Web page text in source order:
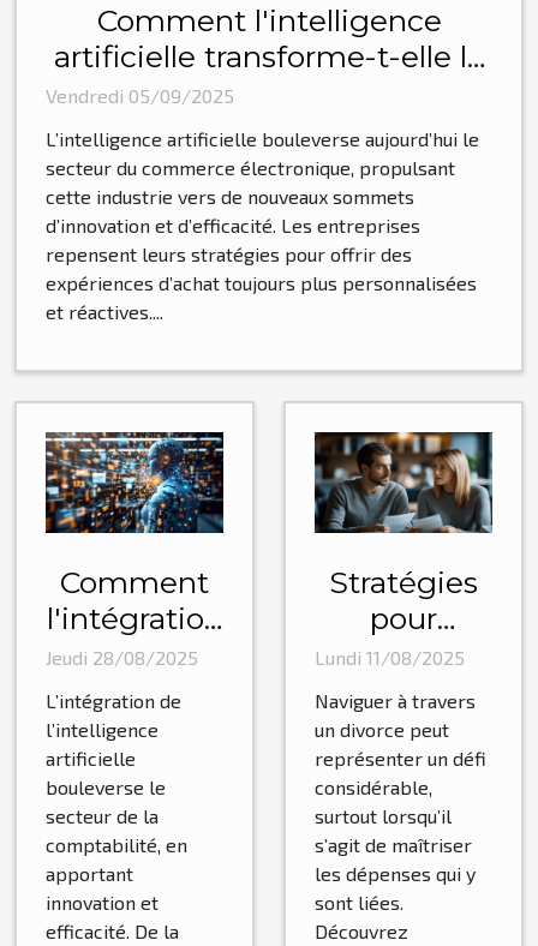
Comment l'intelligence
artificielle transforme-t-elle le
commerce électronique ?
Vendredi 05/09/2025
L’intelligence artificielle bouleverse aujourd’hui le
secteur du commerce électronique, propulsant
cette industrie vers de nouveaux sommets
d’innovation et d’efficacité. Les entreprises
repensent leurs stratégies pour offrir des
expériences d’achat toujours plus personnalisées
et réactives....
Comment
l'intégration
de l'IA
transforme
les
pratiques
comptables
actuelles ?
Jeudi 28/08/2025
L’intégration de
l’intelligence
artificielle
bouleverse le
secteur de la
comptabilité, en
apportant
innovation et
efficacité. De la
Stratégies
pour
minimiser
les coûts
d'un
divorce :
conseils
pratiques
Lundi 11/08/2025
Naviguer à travers
un divorce peut
représenter un défi
considérable,
surtout lorsqu’il
s’agit de maîtriser
les dépenses qui y
sont liées.
Découvrez